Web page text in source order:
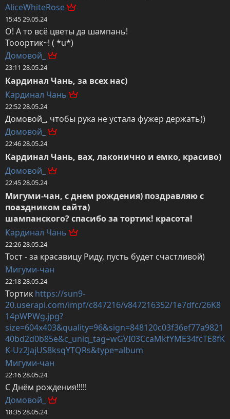
AliceWhiteRose
15:45 29.05.24
О! А то всё цветы да шампань!
Тооортик~! ( *u*)
Домовой_
23:11 28.05.24
Кардинал Чань, за всех нас)
Кардинал Чань
22:52 28.05.24
Домовой_, чтобы рука не устала фужер держать))
Домовой_
22:46 28.05.24
Кардинал Чань, вах, лаконично и емко, красиво)
Домовой_
22:45 28.05.24
Мигуми-чан, с днем рождения) поздравляю с
поаздником сайта)
шампанского? спасибо за тортик! красота!
Кардинал Чань
22:26 28.05.24
Тост - за красавицу Риду, пусть будет счастливой)
Мигуми-чан
22:18 28.05.24
Тортик https://sun9-
20.userapi.com/impf/c847216/v847216352/1e7dfc/26K8
14pWPWg.jpg?
size=604x403&quality=96&sign=848120c03f36ef77a9821
40bd2d0b85e&c_uniq_tag=wGVI03CcaMkfYME34fcTE8fK
K-Uz2JajUS8ksqYTQRs&type=album
Мигуми-чан
22:16 28.05.24
С Днём рождения!!!!!
Домовой_
18:35 28.05.24